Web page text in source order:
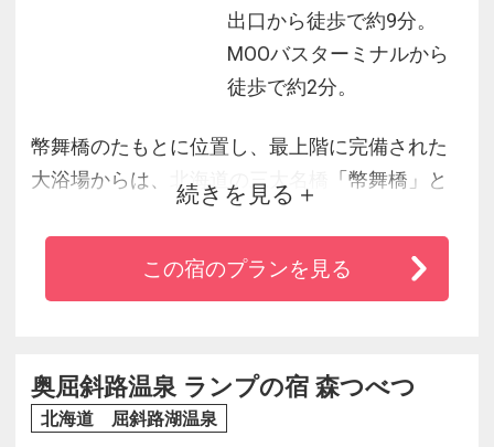
出口から徒歩で約9分。
MOOバスターミナルから
徒歩で約2分。
幣舞橋のたもとに位置し、最上階に完備された
大浴場からは、北海道の三大名橋「幣舞橋」と
釧路市内の美しい眺めを堪能できます♪
広々サイズの「シモンズベッド」に木目が優し
いゲストルームで、ゆっくりお寛ぎください♪
続きを見る
この宿のプランを見る
奥屈斜路温泉 ランプの宿 森つべつ
北海道 屈斜路湖温泉